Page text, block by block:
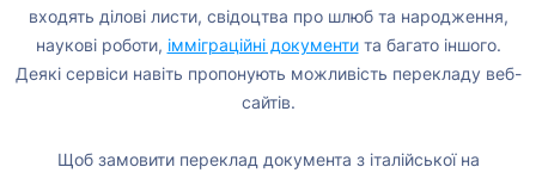
входять ділові листи, свідоцтва про шлюб та народження,
наукові роботи, імміграційні документита багато іншого.
Деякі сервіси навіть пропонують можливість перекладу веб-
сайтів.
Щоб замовити переклад документа з італійської на